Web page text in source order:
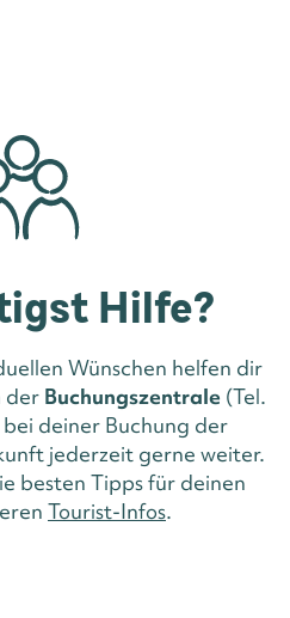
Hilfe?
Wünschen helfen dir
der Buchungszentrale (Tel.
bei deiner Buchung der
jederzeit gerne weiter.
besten Tipps für deinen
Tourist-Infos.